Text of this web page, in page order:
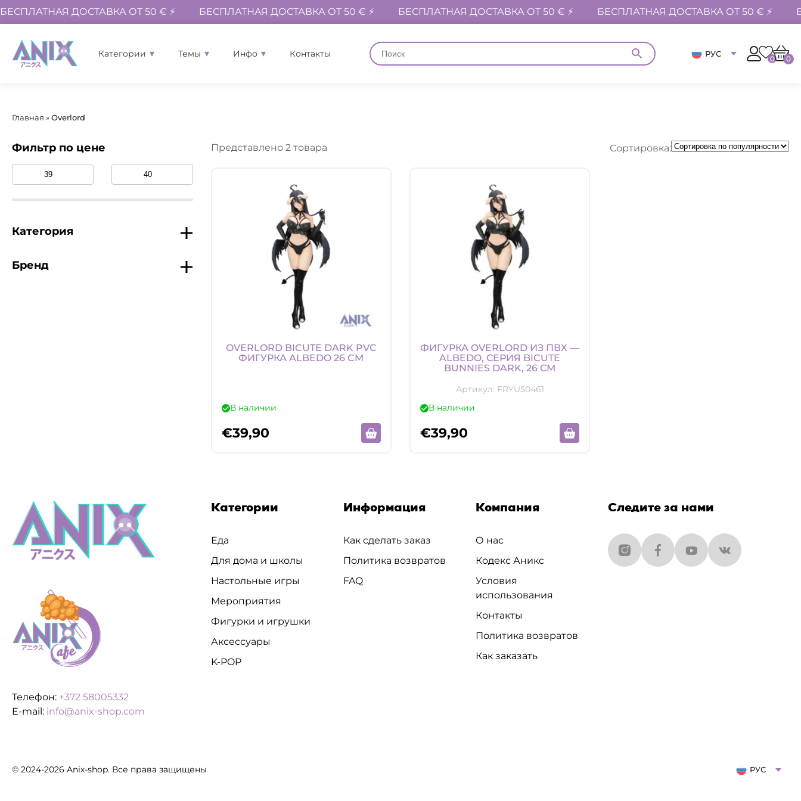
БЕСПЛАТНАЯ ДОСТАВКА ОТ 50 € ⚡ БЕСПЛАТНАЯ ДОСТАВКА ОТ 50 € ⚡ БЕСПЛАТНАЯ ДОСТАВКА ОТ 50 € ⚡ БЕСПЛАТНАЯ ДОСТАВКА ОТ 50 € ⚡
Категории Темы Инфо Контакты РУС
0 0
Главная »Overlord
Фильтр по цене
Категория
Бренд
Представлено 2 товара Сортировка:
OVERLORD BICUTE DARK PVC
ФИГУРКА ALBEDO 26 CM
В наличии
€39,90
ФИГУРКА OVERLORD ИЗ ПВХ —
ALBEDO, СЕРИЯ BICUTE
BUNNIES DARK, 26 СМ
Артикул: FRYU50461
В наличии
€39,90
Телефон: +372 58005332
E-mail: info@anix-shop.com
Категории
Еда
Для дома и школы
Настольные игры
Мероприятия
Фигурки и игрушки
Аксессуары
K-POP
Информация
Как сделать заказ
Политика возвратов
FAQ
Компания
О нас
Кодекс Аникс
Условия
использования
Контакты
Политика возвратов
Как заказать
Следите за нами
© 2024-2026 Anix-shop. Все права защищены РУС